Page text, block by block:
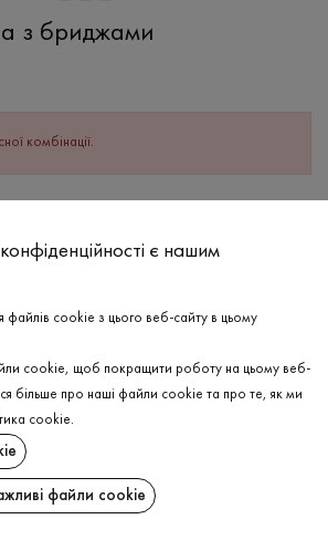
з бриджами
комбінації.
- 5%
воді (до 30 ° C)
заборонено
при середній температурі
і сушити в пральній машині
є нашим
файлів cookie з цього веб-сайту в цьому
cookie, щоб покращити роботу на цьому веб-
більше про наші файли cookie та про те, як ми
cookie.
файли cookie